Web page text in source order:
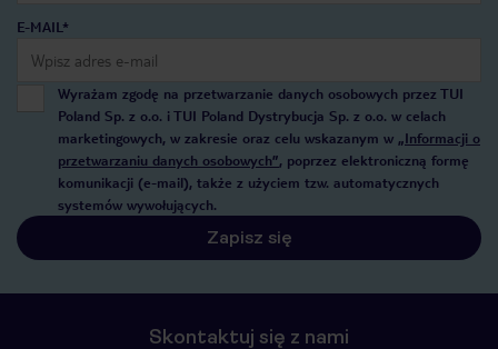
E-MAIL*
Wyrażam zgodę na przetwarzanie danych osobowych przez TUI
Poland Sp. z o.o. i TUI Poland Dystrybucja Sp. z o.o. w celach
marketingowych, w zakresie oraz celu wskazanym w „Informacji o
przetwarzaniu danych osobowych”, poprzez elektroniczną formę
komunikacji (e-mail), także z użyciem tzw. automatycznych
systemów wywołujących.
Zapisz się
Skontaktuj się z nami